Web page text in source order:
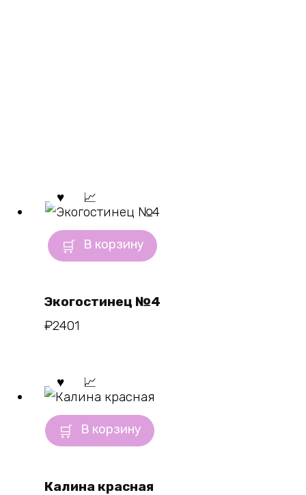
В корзину
Экогостинец №4
₽2401
В корзину
Калина красная